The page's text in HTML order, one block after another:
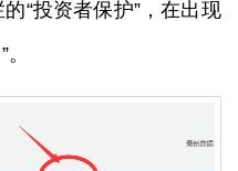
“投资者保护”，在出现